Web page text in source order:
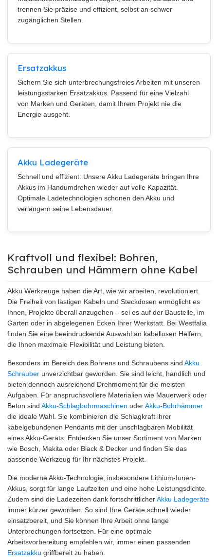
trennen Sie präzise und effizient, selbst an schwer
zugänglichen Stellen.
Ersatzakkus
Sichern Sie sich unterbrechungsfreies Arbeiten mit unseren
leistungsstarken Ersatzakkus. Passend für eine Vielzahl
von Marken und Geräten, damit Ihrem Projekt nie die
Energie ausgeht.
Akku Ladegeräte
Schnell und effizient: Unsere Akku Ladegeräte bringen Ihre
Akkus im Handumdrehen wieder auf volle Kapazität.
Optimale Ladetechnologien schonen den Akku und
verlängern seine Lebensdauer.
Kraftvoll und flexibel: Bohren,
Schrauben und Hämmern ohne Kabel
Akku Werkzeuge haben die Art, wie wir arbeiten, revolutioniert.
Die Freiheit von lästigen Kabeln und Steckdosen ermöglicht es
Ihnen, Projekte überall anzugehen – sei es auf der Baustelle, im
Garten oder in abgelegenen Ecken Ihrer Werkstatt. Bei Westfalia
finden Sie eine beeindruckende Auswahl an kabellosen Helfern,
die Ihnen maximale Flexibilität und Leistung bieten.
Besonders im Bereich des Bohrens und Schraubens sind Akku
Schrauber unverzichtbar geworden. Sie sind leicht, handlich und
bieten dennoch ausreichend Drehmoment für die meisten
Aufgaben. Für anspruchsvollere Materialien wie Mauerwerk oder
Beton sind Akku-Schlagbohrmaschinen oderAkku-Bohrhämmer
die ideale Wahl. Sie kombinieren die Schlagkraft ihrer
kabelgebundenen Pendants mit der unschlagbaren Mobilität
eines Akku-Geräts. Entdecken Sie unser Sortiment von Marken
wie Bosch, Makita oder Black & Decker und finden Sie das
passende Werkzeug für Ihr nächstes Projekt.
Die moderne Akku-Technologie, insbesondere Lithium-Ionen-
Akkus, sorgt für lange Laufzeiten und eine hohe Leistungsdichte.
Zudem sind die Ladezeiten dank fortschrittlicherAkku Ladegeräte
immer kürzer geworden. So sind Ihre Geräte schnell wieder
einsatzbereit, und Sie können Ihre Arbeit ohne lange
Unterbrechungen fortsetzen. Für eine optimale
Arbeitsvorbereitung empfehlen wir, immer einen passenden
Ersatzakku griffbereit zu haben.